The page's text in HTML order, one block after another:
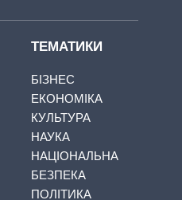
ТЕМАТИКИ
БІЗНЕС
ЕКОНОМІКА
КУЛЬТУРА
НАУКА
НАЦІОНАЛЬНА
БЕЗПЕКА
ПОЛІТИКА